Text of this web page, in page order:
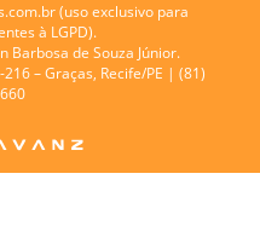
(uso exclusivo para
à LGPD).
Barbosa de Souza Júnior.
– Graças, Recife/PE | (81)